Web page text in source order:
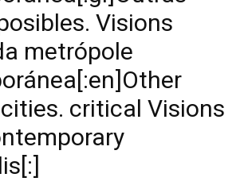
Visions
metrópole
critical Visions